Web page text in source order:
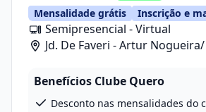
Mensalidade grátis Inscrição e
Semipresencial - Virtual
Jd. De Faveri - Artur
Benefícios Clube Quero
Desconto nas mensalidades do